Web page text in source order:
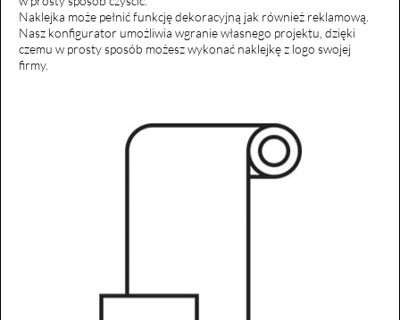
Naklejka może pełnić funkcję dekoracyjną jak również reklamową.
Nasz konfigurator umożliwia wgranie własnego projektu, dzięki
czemu w prosty sposób możesz wykonać naklejkę z logo swojej
firmy.